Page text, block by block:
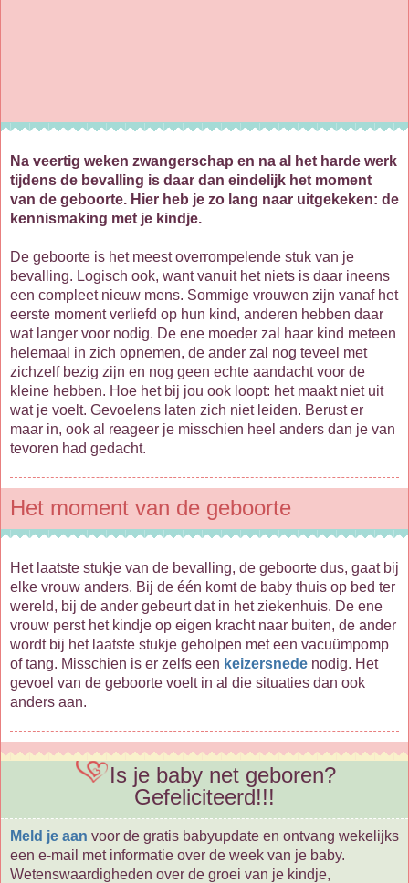
Na veertig weken zwangerschap en na al het harde werk
tijdens de bevalling is daar dan eindelijk het moment
van de geboorte. Hier heb je zo lang naar uitgekeken: de
kennismaking met je kindje.
De geboorte is het meest overrompelende stuk van je
bevalling. Logisch ook, want vanuit het niets is daar ineens
een compleet nieuw mens. Sommige vrouwen zijn vanaf het
eerste moment verliefd op hun kind, anderen hebben daar
wat langer voor nodig. De ene moeder zal haar kind meteen
helemaal in zich opnemen, de ander zal nog teveel met
zichzelf bezig zijn en nog geen echte aandacht voor de
kleine hebben. Hoe het bij jou ook loopt: het maakt niet uit
wat je voelt. Gevoelens laten zich niet leiden. Berust er
maar in, ook al reageer je misschien heel anders dan je van
tevoren had gedacht.
Het moment van de geboorte
Het laatste stukje van de bevalling, de geboorte dus, gaat bij
elke vrouw anders. Bij de één komt de baby thuis op bed ter
wereld, bij de ander gebeurt dat in het ziekenhuis. De ene
vrouw perst het kindje op eigen kracht naar buiten, de ander
wordt bij het laatste stukje geholpen met een vacuümpomp
of tang. Misschien is er zelfs een keizersnede nodig. Het
gevoel van de geboorte voelt in al die situaties dan ook
anders aan.
Is je baby net geboren?
Gefeliciteerd!!!
Meld je aan voor de gratis babyupdate en ontvang wekelijks
een e-mail met informatie over de week van je baby.
Wetenswaardigheden over de groei van je kindje,